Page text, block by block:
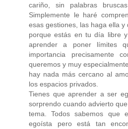
cariño, sin palabras
Simplemente le haré
esas gestiones, las haga ella y
porque estás en tu día libre
aprender a poner límites
importancia precisamente
queremos y muy
hay nada más cercano al
los espacios privados.
Tienes que aprender a ser
sorprendo cuando advierto
tema. Todos sabemos que
egoísta pero está tan